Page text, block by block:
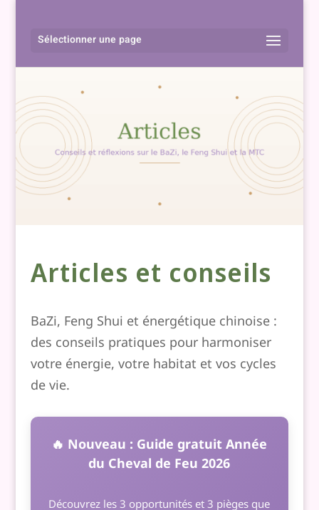
Sélectionner une page
Articles et conseils
BaZi, Feng Shui et énergétique chinoise :
des conseils pratiques pour harmoniser
votre énergie, votre habitat et vos cycles
de vie.
🔥 Nouveau : Guide gratuit Année
du Cheval de Feu 2026
Découvrez les 3 opportunités et 3 pièges que